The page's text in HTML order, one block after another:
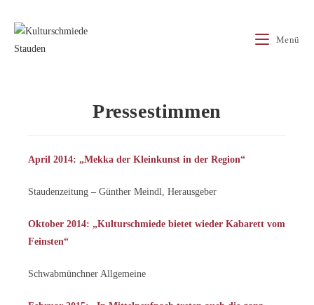
Inhalt
springen
Menü
Pressestimmen
April 2014: „Mekka der Kleinkunst in der Region“
Staudenzeitung – Günther Meindl, Herausgeber
Oktober 2014: „Kulturschmiede bietet wieder Kabarett vom
Feinsten“
Schwabmünchner Allgemeine